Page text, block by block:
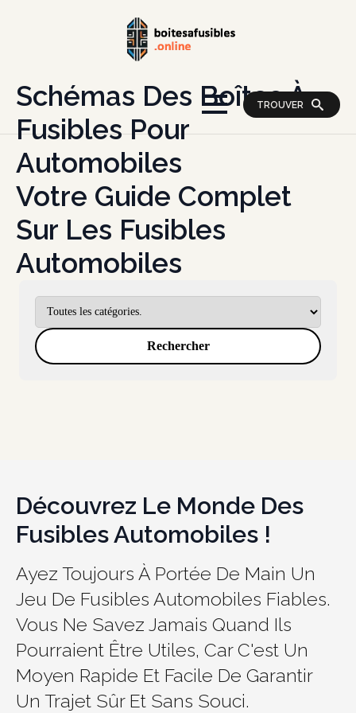
TROUVER
Schémas Des Boîtes À
Fusibles Pour
Automobiles
Votre Guide Complet
Sur Les Fusibles
Automobiles
Découvrez Le Monde Des
Fusibles Automobiles !
Ayez Toujours À Portée De Main Un
Jeu De Fusibles Automobiles Fiables.
Vous Ne Savez Jamais Quand Ils
Pourraient Être Utiles, Car C'est Un
Moyen Rapide Et Facile De Garantir
Un Trajet Sûr Et Sans Souci.